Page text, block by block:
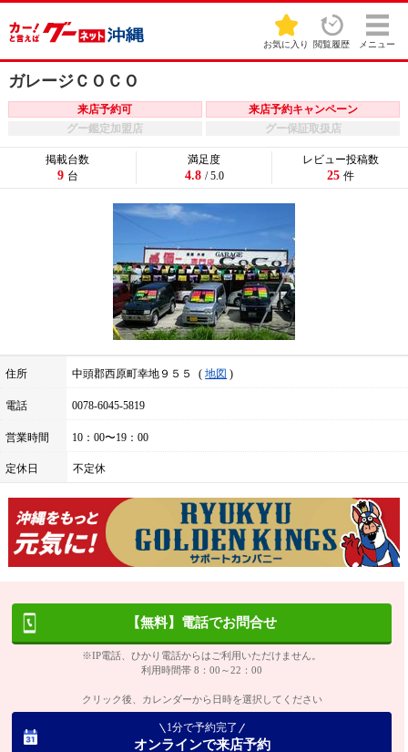
お気に入り 閲覧履歴 メニュー
ガレージＣＯＣＯ
来店予約可
来店予約キャンペーン
グー鑑定加盟店
グー保証取扱店
住所 中頭郡西原町幸地９５５ 地図
電話 0078-6045-5819
営業時間 10：00〜19：00
定休日 不定休
掲載台数
9 台
満足度
4.8 / 5.0
レビュー投稿数
25 件
【無料】電話でお問合せ
※IP電話、ひかり電話からはご利用いただけません。
利用時間帯 8：00～22：00
クリック後、カレンダーから日時を選択してください
1分で予約完了
オンラインで来店予約